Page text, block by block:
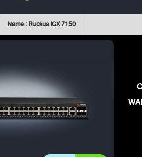
Name : Ruckus ICX 7150